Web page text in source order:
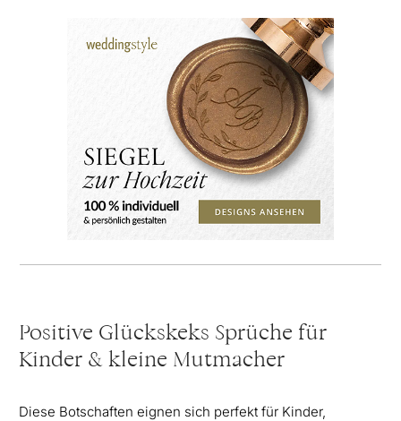
Positive Glückskeks Sprüche für
Kinder & kleine Mutmacher
Diese Botschaften eignen sich perfekt für Kinder,